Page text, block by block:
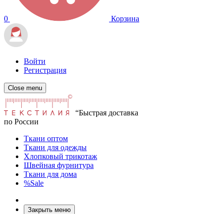
0 Корзина
Войти
Регистрация
Close menu
“Быстрая доставка
по России
Ткани оптом
Ткани для одежды
Хлопковый трикотаж
Швейная фурнитура
Ткани для дома
%Sale
Закрыть меню